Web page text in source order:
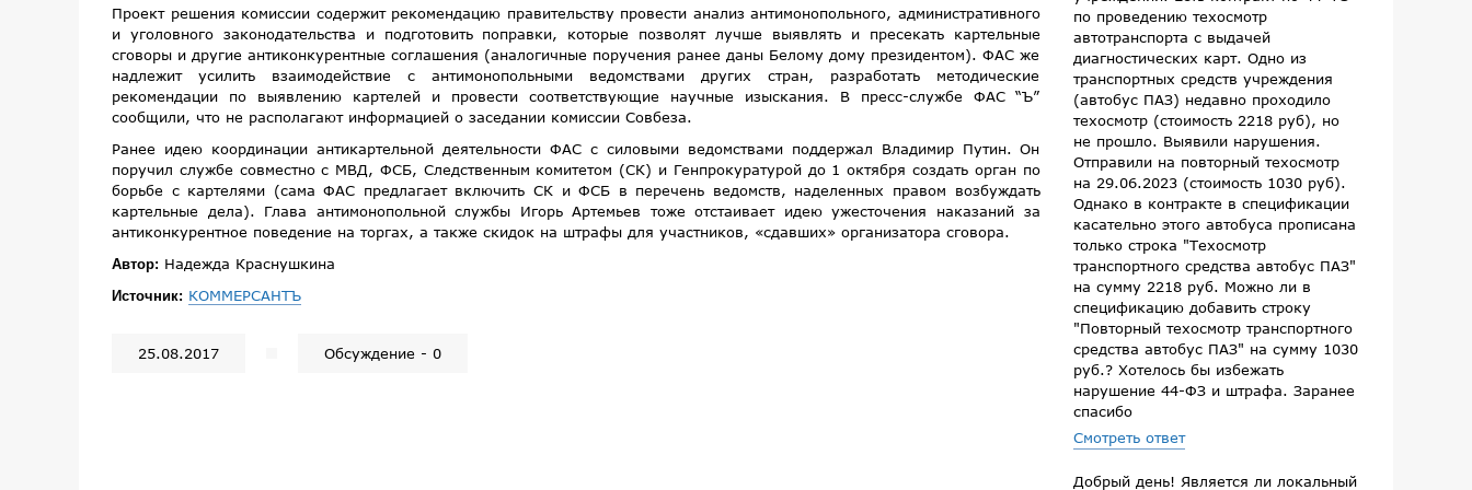
Проект решения комиссии содержит рекомендацию правительству провести анализ антимонопольного, административного
и уголовного законодательства и подготовить поправки, которые позволят лучше выявлять и пресекать картельные
сговоры и другие антиконкурентные соглашения (аналогичные поручения ранее даны Белому дому президентом). ФАС же
надлежит усилить взаимодействие с антимонопольными ведомствами других стран, разработать методические
рекомендации по выявлению картелей и провести соответствующие научные изыскания. В пресс-службе ФАС “Ъ”
сообщили, что не располагают информацией о заседании комиссии Совбеза.
Ранее идею координации антикартельной деятельности ФАС с силовыми ведомствами поддержал Владимир Путин. Он
поручил службе совместно с МВД, ФСБ, Следственным комитетом (СК) и Генпрокуратурой до 1 октября создать орган по
борьбе с картелями (сама ФАС предлагает включить СК и ФСБ в перечень ведомств, наделенных правом возбуждать
картельные дела). Глава антимонопольной службы Игорь Артемьев тоже отстаивает идею ужесточения наказаний за
антиконкурентное поведение на торгах, а также скидок на штрафы для участников, «сдавших» организатора сговора.
Автор: Надежда Краснушкина
Источник: КОММЕРСАНТЪ
25.08.2017 Обсуждение - 0
по проведению техосмотр
автотранспорта с выдачей
диагностических карт. Одно из
транспортных средств учреждения
(автобус ПАЗ) недавно проходило
техосмотр (стоимость 2218 руб), но
не прошло. Выявили нарушения.
Отправили на повторный техосмотр
на 29.06.2023 (стоимость 1030 руб).
Однако в контракте в спецификации
касательно этого автобуса прописана
только строка "Техосмотр
транспортного средства автобус ПАЗ"
на сумму 2218 руб. Можно ли в
спецификацию добавить строку
"Повторный техосмотр транспортного
средства автобус ПАЗ" на сумму 1030
руб.? Хотелось бы избежать
нарушение 44-ФЗ и штрафа. Заранее
спасибо
Смотреть ответ
Добрый день! Является ли локальный